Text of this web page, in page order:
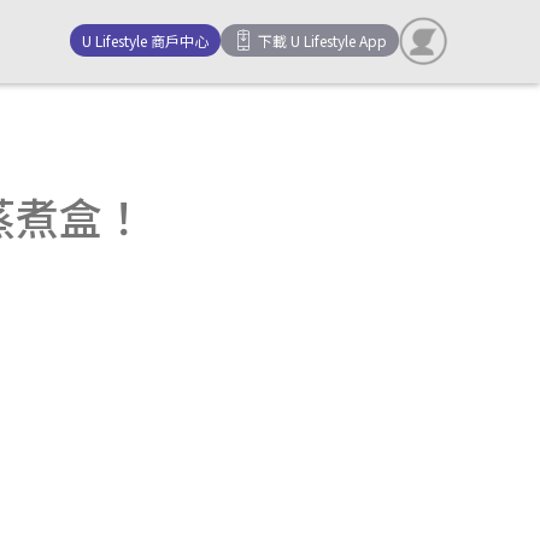
U Lifestyle 商戶中心 下載 U Lifestyle App
盒！